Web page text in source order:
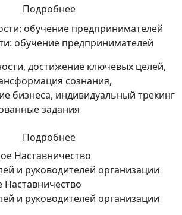
Подробнее
обучение предпринимателей
достижение ключевых целей,
сознания,
бизнеса, индивидуальный трекинг
задания
Подробнее
и руководителей организации